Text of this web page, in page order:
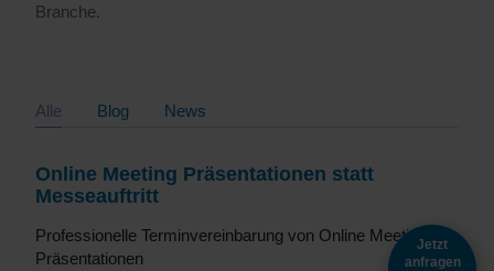
Branche.
Alle Blog News
Online Meeting Präsentationen statt
Messeauftritt
Professionelle Terminvereinbarung von Online Meeting
Präsentationen
Jetzt
anfragen